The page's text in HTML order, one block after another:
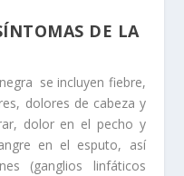
DE LA
se incluyen fiebre,
dolores de cabeza y
dolor en el pecho y
en el esputo, así
(ganglios linfáticos